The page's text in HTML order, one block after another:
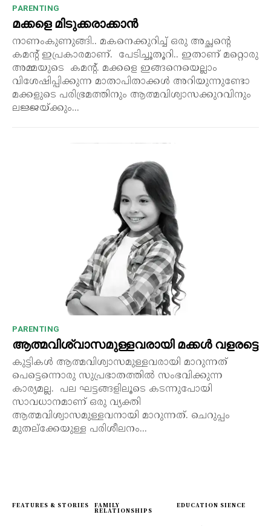
PARENTING
മക്കളെ മിടുക്കരാക്കാൻ
നാണംകുണുങ്ങി.. മകനെക്കുറിച്ച് ഒരു അച്ഛന്റെ
കമന്റ് ഇപ്രകാരമാണ്. പേടിച്ചൂതൂറി.. ഇതാണ് മറ്റൊരു
അമ്മയുടെ കമന്റ്. മക്കളെ ഇങ്ങനെയെല്ലാം
വിശേഷിപ്പിക്കുന്ന മാതാപിതാക്കൾ അറിയുന്നുണ്ടോ
മക്കളുടെ പരിഭ്രമത്തിനും ആത്മവിശ്വാസക്കുറവിനും
ലജ്ജയ്ക്കും...
PARENTING
ആത്മവിശ്വാസമുള്ളവരായി മക്കൾ വളരട്ടെ
കുട്ടികൾ ആത്മവിശ്വാസമുള്ളവരായി മാറുന്നത്
പെട്ടെന്നൊരു സുപ്രഭാതത്തിൽ സംഭവിക്കുന്ന
കാര്യമല്ല. പല ഘട്ടങ്ങളിലൂടെ കടന്നുപോയി
സാവധാനമാണ് ഒരു വ്യക്തി
ആത്മവിശ്വാസമുള്ളവനായി മാറുന്നത്. ചെറുപ്പം
മുതല്ക്കേയുള്ള പരിശീലനം...
FEATURES & STORIES FAMILY
RELATIONSHIPS
EDUCATION SIENCE